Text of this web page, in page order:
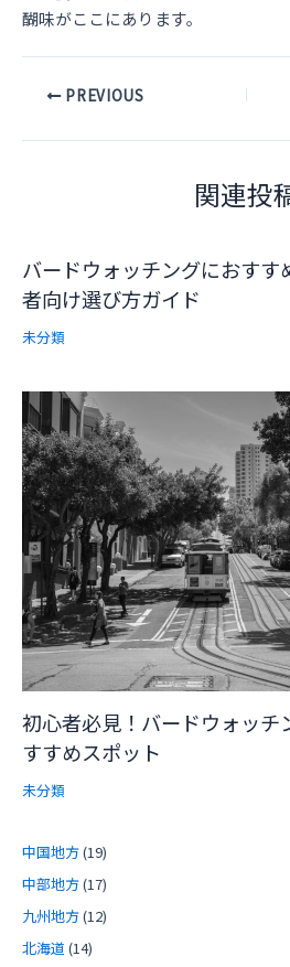
醐味がここにあります。
PostPREVIOUS
関連投
バードウォッチングにおすす
者向け選び方ガイド
未分類
初心者必見！バードウォッチ
すすめスポット
未分類
中国地方(19)
中部地方(17)
九州地方(12)
北海道 (14)